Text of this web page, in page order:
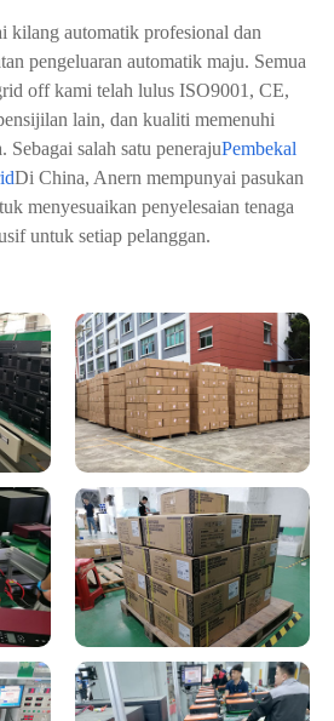
kilang automatik profesional dan
pengeluaran automatik maju. Semua
off kami telah lulus ISO9001, CE,
lain, dan kualiti memenuhi
Sebagai salah satu penerajuPembekal
Di China, Anern mempunyai pasukan
menyesuaikan penyelesaian tenaga
untuk setiap pelanggan.